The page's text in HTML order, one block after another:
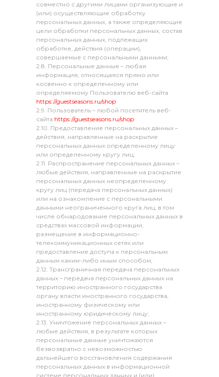
совместно с другими лицами организующие и
(или) осуществляющие обработку
персональных данных, а также определяющие
цели обработки персональных данных, состав
персональных данных, подлежащих
обработке, действия (операции),
совершаемые с персональными данными;
2.8. Персональные данные – любая
информация, относящаяся прямо или
косвенно к определенному или
определяемому Пользователю веб-сайта
https://guestseasons.ru/shop
2.9. Пользователь – любой посетитель веб-
сайта https://guestseasons.ru/shop
2.10. Предоставление персональных данных –
действия, направленные на раскрытие
персональных данных определенному лицу
или определенному кругу лиц;
2.11. Распространение персональных данных –
любые действия, направленные на раскрытие
персональных данных неопределенному
кругу лиц (передача персональных данных)
или на ознакомление с персональными
данными неограниченного круга лиц, в том
числе обнародование персональных данных в
средствах массовой информации,
размещение в информационно-
телекоммуникационных сетях или
предоставление доступа к персональным
данным каким-либо иным способом;
2.12. Трансграничная передача персональных
данных – передача персональных данных на
территорию иностранного государства
органу власти иностранного государства,
иностранному физическому или
иностранному юридическому лицу;
2.13. Уничтожение персональных данных –
любые действия, в результате которых
персональные данные уничтожаются
безвозвратно с невозможностью
дальнейшего восстановления содержания
персональных данных в информационной
системе персональных данных и (или)